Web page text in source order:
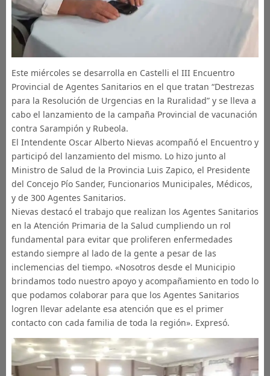
Este miércoles se desarrolla en Castelli el III Encuentro
Provincial de Agentes Sanitarios en el que tratan “Destrezas
para la Resolución de Urgencias en la Ruralidad” y se lleva a
cabo el lanzamiento de la campaña Provincial de vacunación
contra Sarampión y Rubeola.
El Intendente Oscar Alberto Nievas acompañó el Encuentro y
participó del lanzamiento del mismo. Lo hizo junto al
Ministro de Salud de la Provincia Luis Zapico, el Presidente
del Concejo Pío Sander, Funcionarios Municipales, Médicos,
y de 300 Agentes Sanitarios.
Nievas destacó el trabajo que realizan los Agentes Sanitarios
en la Atención Primaria de la Salud cumpliendo un rol
fundamental para evitar que proliferen enfermedades
estando siempre al lado de la gente a pesar de las
inclemencias del tiempo. «Nosotros desde el Municipio
brindamos todo nuestro apoyo y acompañamiento en todo lo
que podamos colaborar para que los Agentes Sanitarios
logren llevar adelante esa atención que es el primer
contacto con cada familia de toda la región». Expresó.